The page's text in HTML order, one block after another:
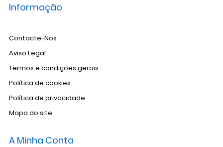
Informação
Contacte-Nos
Aviso Legal
Termos e condições gerais
Política de cookies
Política de privacidade
Mapa do site
A Minha Conta